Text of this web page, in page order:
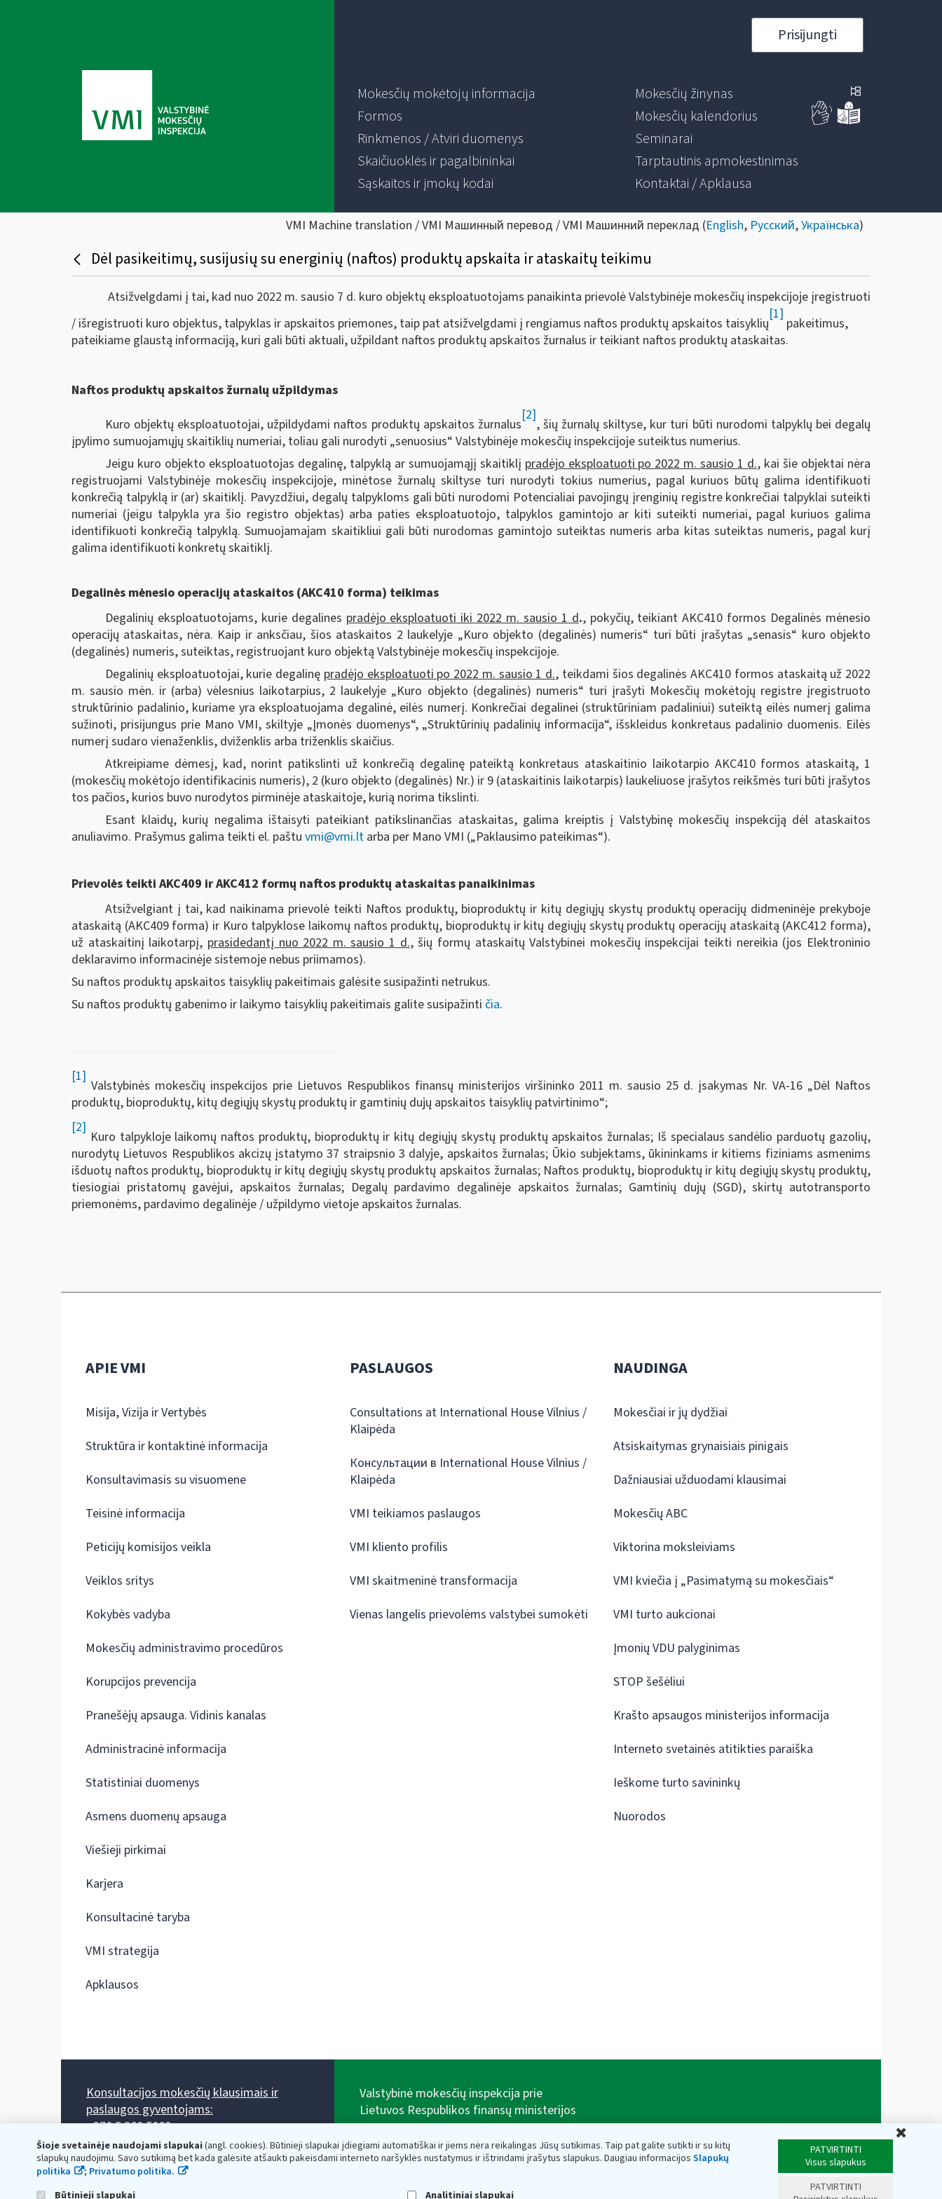
Prisijungti
Mokesčių mokėtojų informacija
Formos
Rinkmenos / Atviri duomenys
Skaičiuoklės ir pagalbininkai
Sąskaitos ir įmokų kodai
Mokesčių žinynas
Mokesčių kalendorius
Seminarai
Tarptautinis apmokestinimas
Kontaktai / Apklausa
VMI Machine translation / VMI Машинный перевод / VMI Машинний переклад (English, Русский,Українська)
Dėl pasikeitimų, susijusių su energinių (naftos) produktų apskaita ir ataskaitų teikimu
Atsižvelgdami į tai, kad nuo 2022 m. sausio 7 d. kuro objektų eksploatuotojams panaikinta prievolė Valstybinėje mokesčių inspekcijoje įregistruoti
/ išregistruoti kuro objektus, talpyklas ir apskaitos priemones, taip pat atsižvelgdami į rengiamus naftos produktų apskaitos taisyklių
[1]
pakeitimus,
pateikiame glaustą informaciją, kuri gali būti aktuali, užpildant naftos produktų apskaitos žurnalus ir teikiant naftos produktų ataskaitas.
Naftos produktų apskaitos žurnalų užpildymas
Kuro objektų eksploatuotojai, užpildydami naftos produktų apskaitos žurnalus
[2]
, šių žurnalų skiltyse, kur turi būti nurodomi talpyklų bei degalų
įpylimo sumuojamųjų skaitiklių numeriai, toliau gali nurodyti „senuosius“ Valstybinėje mokesčių inspekcijoje suteiktus numerius.
Jeigu kuro objekto eksploatuotojas degalinę, talpyklą ar sumuojamąjį skaitiklį pradėjo eksploatuoti po 2022 m. sausio 1 d., kai šie objektai nėra
registruojami Valstybinėje mokesčių inspekcijoje, minėtose žurnalų skiltyse turi nurodyti tokius numerius, pagal kuriuos būtų galima identifikuoti
konkrečią talpyklą ir (ar) skaitiklį. Pavyzdžiui, degalų talpykloms gali būti nurodomi Potencialiai pavojingų įrenginių registre konkrečiai talpyklai suteikti
numeriai (jeigu talpykla yra šio registro objektas) arba paties eksploatuotojo, talpyklos gamintojo ar kiti suteikti numeriai, pagal kuriuos galima
identifikuoti konkrečią talpyklą. Sumuojamajam skaitikliui gali būti nurodomas gamintojo suteiktas numeris arba kitas suteiktas numeris, pagal kurį
galima identifikuoti konkretų skaitiklį.
Degalinės mėnesio operacijų ataskaitos (AKC410 forma) teikimas
Degalinių eksploatuotojams, kurie degalines pradėjo eksploatuoti iki 2022 m. sausio 1 d., pokyčių, teikiant AKC410 formos Degalinės mėnesio
operacijų ataskaitas, nėra. Kaip ir anksčiau, šios ataskaitos 2 laukelyje „Kuro objekto (degalinės) numeris“ turi būti įrašytas „senasis“ kuro objekto
(degalinės) numeris, suteiktas, registruojant kuro objektą Valstybinėje mokesčių inspekcijoje.
Degalinių eksploatuotojai, kurie degalinę pradėjo eksploatuoti po 2022 m. sausio 1 d., teikdami šios degalinės AKC410 formos ataskaitą už 2022
m. sausio mėn. ir (arba) vėlesnius laikotarpius, 2 laukelyje „Kuro objekto (degalinės) numeris“ turi įrašyti Mokesčių mokėtojų registre įregistruoto
struktūrinio padalinio, kuriame yra eksploatuojama degalinė, eilės numerį. Konkrečiai degalinei (struktūriniam padaliniui) suteiktą eilės numerį galima
sužinoti, prisijungus prie Mano VMI, skiltyje „Įmonės duomenys“, „Struktūrinių padalinių informacija“, išskleidus konkretaus padalinio duomenis. Eilės
numerį sudaro vienaženklis, dviženklis arba triženklis skaičius.
Atkreipiame dėmesį, kad, norint patikslinti už konkrečią degalinę pateiktą konkretaus ataskaitinio laikotarpio AKC410 formos ataskaitą, 1
(mokesčių mokėtojo identifikacinis numeris), 2 (kuro objekto (degalinės) Nr.) ir 9 (ataskaitinis laikotarpis) laukeliuose įrašytos reikšmės turi būti įrašytos
tos pačios, kurios buvo nurodytos pirminėje ataskaitoje, kurią norima tikslinti.
Esant klaidų, kurių negalima ištaisyti pateikiant patikslinančias ataskaitas, galima kreiptis į Valstybinę mokesčių inspekciją dėl ataskaitos
anuliavimo. Prašymus galima teikti el. paštu vmi@vmi.lt arba per Mano VMI („Paklausimo pateikimas“).
Prievolės teikti AKC409 ir AKC412 formų naftos produktų ataskaitas panaikinimas
Atsižvelgiant į tai, kad naikinama prievolė teikti Naftos produktų, bioproduktų ir kitų degiųjų skystų produktų operacijų didmeninėje prekyboje
ataskaitą (AKC409 forma) ir Kuro talpyklose laikomų naftos produktų, bioproduktų ir kitų degiųjų skystų produktų operacijų ataskaitą (AKC412 forma),
už ataskaitinį laikotarpį, prasidedantį nuo 2022 m. sausio 1 d., šių formų ataskaitų Valstybinei mokesčių inspekcijai teikti nereikia (jos Elektroninio
deklaravimo informacinėje sistemoje nebus priimamos).
Su naftos produktų apskaitos taisyklių pakeitimais galėsite susipažinti netrukus.
Su naftos produktų gabenimo ir laikymo taisyklių pakeitimais galite susipažinti čia.
[1]
Valstybinės mokesčių inspekcijos prie Lietuvos Respublikos finansų ministerijos viršininko 2011 m. sausio 25 d. įsakymas Nr. VA-16 „Dėl Naftos
produktų, bioproduktų, kitų degiųjų skystų produktų ir gamtinių dujų apskaitos taisyklių patvirtinimo“;
[2]
Kuro talpykloje laikomų naftos produktų, bioproduktų ir kitų degiųjų skystų produktų apskaitos žurnalas; Iš specialaus sandėlio parduotų gazolių,
nurodytų Lietuvos Respublikos akcizų įstatymo 37 straipsnio 3 dalyje, apskaitos žurnalas; Ūkio subjektams, ūkininkams ir kitiems fiziniams asmenims
išduotų naftos produktų, bioproduktų ir kitų degiųjų skystų produktų apskaitos žurnalas; Naftos produktų, bioproduktų ir kitų degiųjų skystų produktų,
tiesiogiai pristatomų gavėjui, apskaitos žurnalas; Degalų pardavimo degalinėje apskaitos žurnalas; Gamtinių dujų (SGD), skirtų autotransporto
priemonėms, pardavimo degalinėje / užpildymo vietoje apskaitos žurnalas.
Šioje svetainėje naudojami slapukai(angl. cookies). Būtinieji slapukai įdiegiami automatiškai ir jiems nėra reikalingas Jūsų sutikimas. Taip pat galite sutikti ir su kitų
slapukų naudojimu. Savo sutikimą bet kada galėsite atšaukti pakeisdami interneto naršyklės nustatymus ir ištrindami įrašytus slapukus. Daugiau informacijos Slapukų
politika
; Privatumo politika.
Būtinieji slapukai
Analitiniai slapukai
PATVIRTINTI
Visus slapukus
PATVIRTINTI
APIE VMI
Misija, Vizija ir Vertybės
Struktūra ir kontaktinė informacija
Konsultavimasis su visuomene
Teisinė informacija
Peticijų komisijos veikla
Veiklos sritys
Kokybės vadyba
Mokesčių administravimo procedūros
Korupcijos prevencija
Pranešėjų apsauga. Vidinis kanalas
Administracinė informacija
Statistiniai duomenys
Asmens duomenų apsauga
Viešieji pirkimai
Karjera
Konsultacinė taryba
VMI strategija
Apklausos
PASLAUGOS
Consultations at International House Vilnius /
Klaipėda
Консультации в International House Vilnius /
Klaipėda
VMI teikiamos paslaugos
VMI kliento profilis
VMI skaitmeninė transformacija
Vienas langelis prievolėms valstybei sumokėti
NAUDINGA
Mokesčiai ir jų dydžiai
Atsiskaitymas grynaisiais pinigais
Dažniausiai užduodami klausimai
Mokesčių ABC
Viktorina moksleiviams
VMI kviečia į „Pasimatymą su mokesčiais“
VMI turto aukcionai
Įmonių VDU palyginimas
STOP šešėliui
Krašto apsaugos ministerijos informacija
Interneto svetainės atitikties paraiška
Ieškome turto savininkų
Nuorodos
Konsultacijos mokesčių klausimais ir
paslaugos gyventojams:
+370 5 260 5060
Darbo laikas: I-IV 8.00-17.00, V 8.00-15.45.
Prieššventinę dieną - viena valanda trumpiau.
Kiekvieno mėnesio antrą penktadienį 8.00 val. - 12.00 val.
Valstybinė mokesčių inspekcija prie
Lietuvos Respublikos finansų ministerijos
adresas: Vasario 16-osios g. 14, 01107 Vilnius, Lietuva,
el.paštas:vmi@vmi.lt, E. pristatymo dėžutės adresas
Lietuvos Respublikos finansų ministerijos kaupiami ir